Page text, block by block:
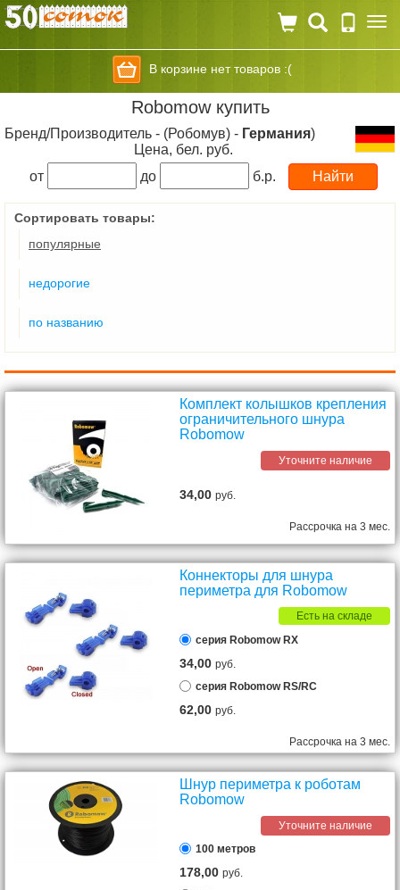
В корзине нет товаров :(
Robomow купить
Бренд/Производитель - (Робомув) - Германия)
Цена, бел. руб.
от
до б.р.
Сортировать товары:
популярные
недорогие
по названию
Комплект колышков крепления
ограничительного шнура
Robomow
Уточните наличие
34,00руб.
Рассрочка на 3 мес.
Коннекторы для шнура
периметра для Robomow
Есть на складе
серия Robomow RX
34,00руб.
серия Robomow RS/RC
62,00руб.
Рассрочка на 3 мес.
Шнур периметра к роботам
Robomow
Уточните наличие
100 метров
178,00руб.